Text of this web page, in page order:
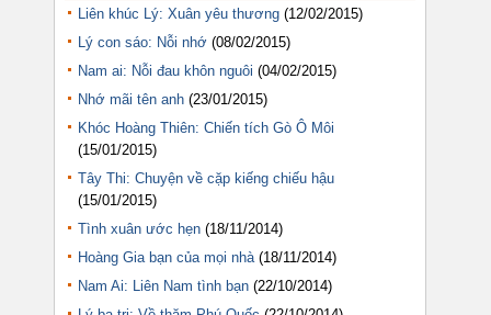
Liên khúc Lý: Xuân yêu thương (12/02/2015)
Lý con sáo: Nỗi nhớ (08/02/2015)
Nam ai: Nỗi đau khôn nguôi (04/02/2015)
Nhớ mãi tên anh (23/01/2015)
Khóc Hoàng Thiên: Chiến tích Gò Ô Môi
(15/01/2015)
Tây Thi: Chuyện về cặp kiếng chiếu hậu
(15/01/2015)
Tình xuân ước hẹn (18/11/2014)
Hoàng Gia bạn của mọi nhà (18/11/2014)
Nam Ai: Liên Nam tình bạn (22/10/2014)